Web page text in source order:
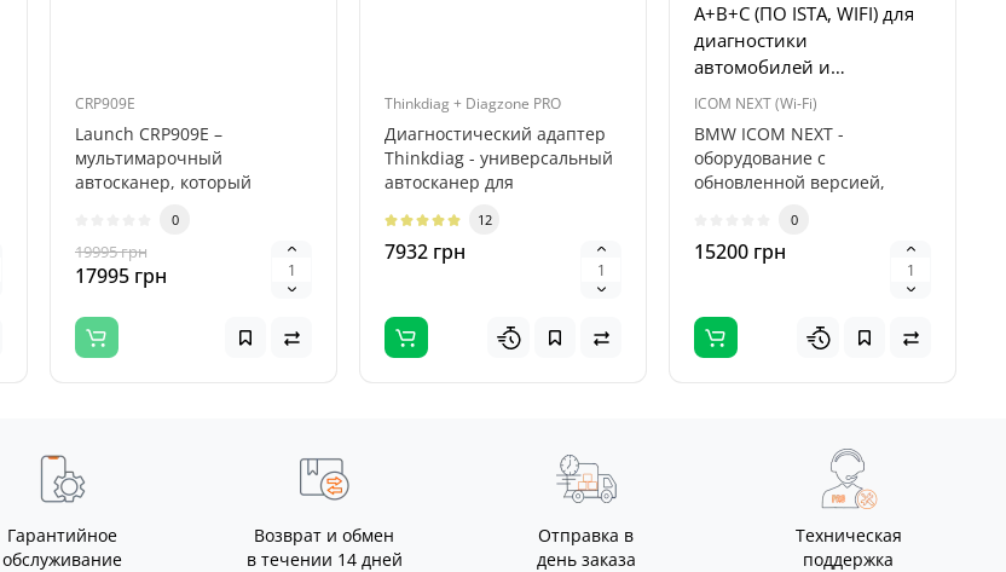
CRP909E
Launch CRP909E –
мультимарочный
автосканер, который
универсальностью.
Устройство не предн..
0
19995 грн
17995 грн
Thinkdiag + Diagzone PRO
Диагностический адаптер
Thinkdiag - универсальный
автосканер для
автомобиля...
12
7932 грн
A+B+C (ПО ISTA, WIFI) для
диагностики
автомобилей и
мотоциклов BMW, MINI
ICOM NEXT (Wi-Fi)
BMW ICOM NEXT -
оборудование с
обновленной версией,
для компьютерной
диагнос..
0
15200 грн
Гарантийное
обслуживание
Возврат и обмен
в течении 14 дней
Отправка в
день заказа
Техническая
поддержка